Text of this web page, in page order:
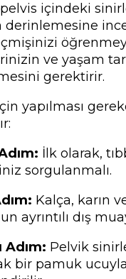
içindeki
derinlemesine
ve yaşam
gerektirir.
yapılması
İlk olarak,
sorgulanmalı.
Kalça, karın
ayrıntılı dış
Adım: Pelvik
bir pamuk ucuyla